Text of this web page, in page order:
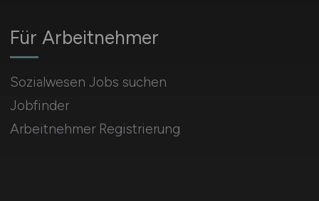
Für Arbeitnehmer
Sozialwesen Jobs suchen
Jobfinder
Arbeitnehmer Registrierung